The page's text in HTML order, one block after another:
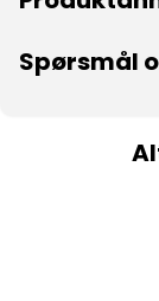
Spørsmål